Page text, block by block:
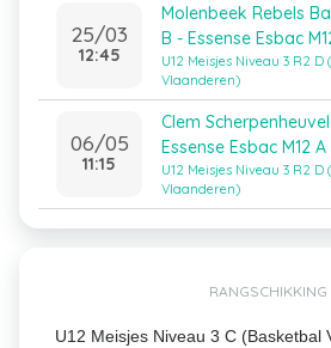
25/03
12:45
Molenbeek Rebels
B - Essense Esbac
U12 Meisjes Niveau 3 R2 D
Vlaanderen)
06/05
11:15
Clem Scherpenheuvel
Essense Esbac M12 A
U12 Meisjes Niveau 3 R2 D
Vlaanderen)
RANGSCHIKKING
U12 Meisjes Niveau 3 C (Basketbal